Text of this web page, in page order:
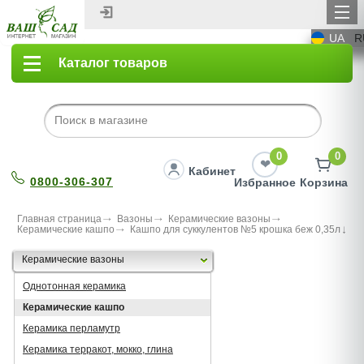
UA
Каталог товаров
0800-306-307
Кабинет
0
Избранное
0
Корзина
Главная страница Вазоны
Керамические вазоны
Керамические кашпо
Кашпо для суккулентов №5 крошка беж 0,35л
Керамические вазоны
Однотонная керамика
Керамические кашпо
Керамика перламутр
Керамика терракот, мокко, глина